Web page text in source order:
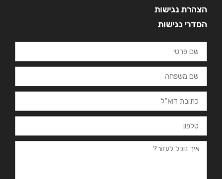
הצהרת נגישות
הסדרי נגישות